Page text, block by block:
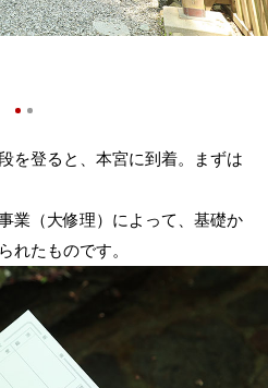
を登ると、本宮に到着。まずは
業（大修理）によって、基礎か
れたものです。